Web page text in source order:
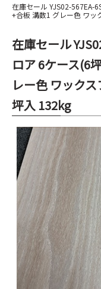
在庫セール YJS02-567EA-
+合板 溝数1 グレー色 ワッ
在庫セール
ロア 6ケース(6
レー色 ワック
坪入 132kg